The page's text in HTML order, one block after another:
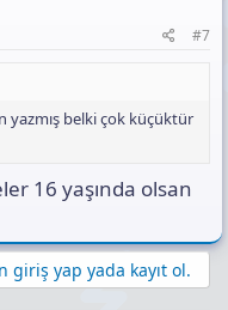
#7
yazmış belki çok küçüktür
16 yaşında olsan
giriş yap yada kayıt ol.